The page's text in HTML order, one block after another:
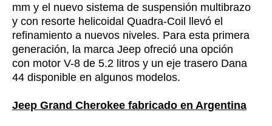
mm y el nuevo sistema de suspensión multibrazo
y con resorte helicoidal Quadra-Coil llevó el
refinamiento a nuevos niveles. Para esta primera
generación, la marca Jeep ofreció una opción
con motor V-8 de 5.2 litros y un eje trasero Dana
44 disponible en algunos modelos.
Jeep Grand Cherokee fabricado en Argentina